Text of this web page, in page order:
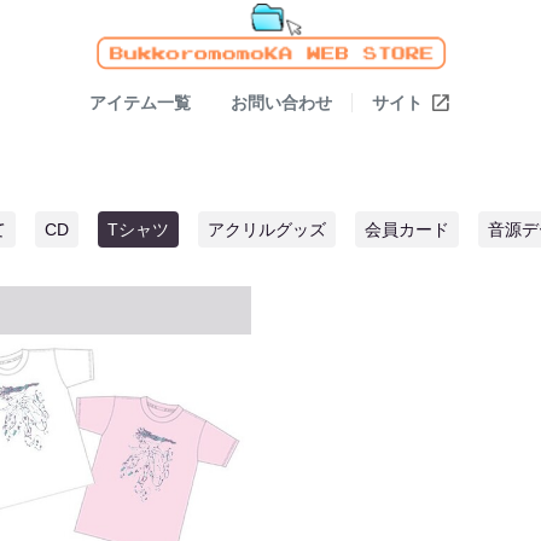
アイテム一覧 お問い合わせ サイト
CD Tシャツ アクリルグッズ 会員カード 音源